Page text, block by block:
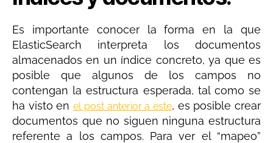
Es importante conocer la forma en la que
ElasticSearch interpreta los documentos
almacenados en un índice concreto, ya que es
posible que algunos de los campos no
contengan la estructura esperada, tal como se
ha visto enel post anterior a este, es posible crear
documentos que no siguen ninguna estructura
referente a los campos. Para ver el “mapeo”